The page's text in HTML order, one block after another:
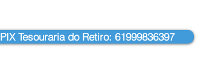
PIX Tesouraria do Retiro: 61999836397